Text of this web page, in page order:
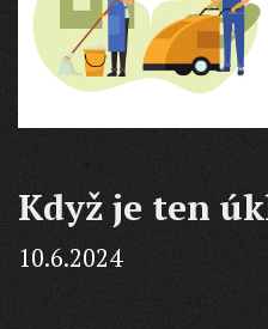
Když je ten
10.6.2024